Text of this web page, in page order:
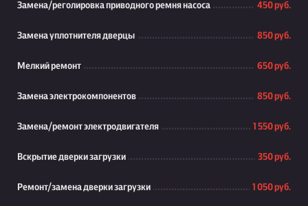
Замена/реголировка приводного ремня насоса 450 руб.
Замена уплотнителя дверцы 850 руб.
Мелкий ремонт 650 руб.
Замена электрокомпонентов 850 руб.
Замена/ремонт электродвигателя 1 550 руб.
Вскрытие дверки загрузки 350 руб.
Ремонт/замена дверки загрузки 1 050 руб.